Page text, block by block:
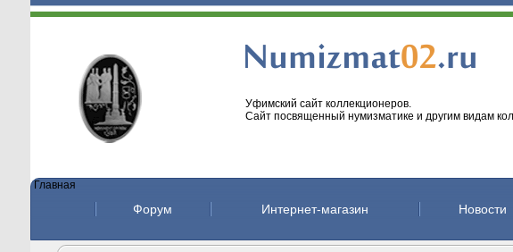
Уфимский сайт коллекционеров.
Сайт посвященный нумизматике и другим видам
Главная
Форум Интернет-магазин Новости